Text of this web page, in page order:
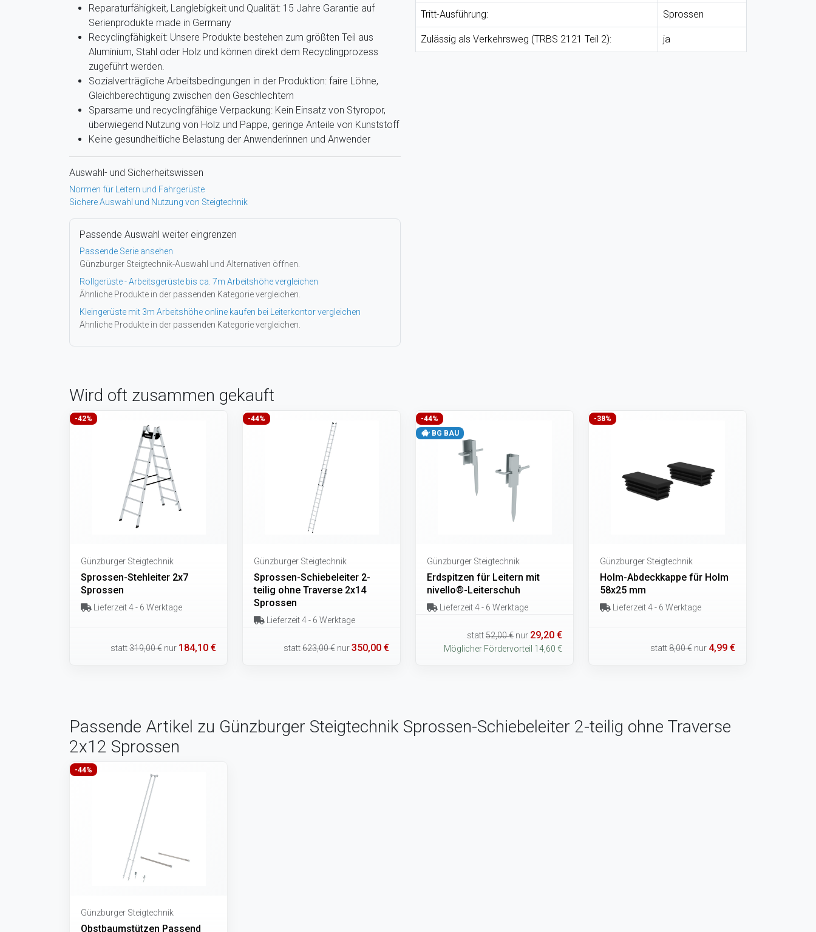
Reparaturfähigkeit, Langlebigkeit und Qualität: 15 Jahre Garantie auf
Serienprodukte made in Germany
Recyclingfähigkeit: Unsere Produkte bestehen zum größten Teil aus
Aluminium, Stahl oder Holz und können direkt dem Recyclingprozess
zugeführt werden.
Sozialverträgliche Arbeitsbedingungen in der Produktion: faire Löhne,
Gleichberechtigung zwischen den Geschlechtern
Sparsame und recyclingfähige Verpackung: Kein Einsatz von Styropor,
überwiegend Nutzung von Holz und Pappe, geringe Anteile von Kunststoff
Keine gesundheitliche Belastung der Anwenderinnen und Anwender
Auswahl- und Sicherheitswissen
Normen für Leitern und Fahrgerüste
Sichere Auswahl und Nutzung von Steigtechnik
Passende Auswahl weiter eingrenzen
Passende Serie ansehen
Günzburger Steigtechnik-Auswahl und Alternativen öffnen.
Rollgerüste - Arbeitsgerüste bis ca. 7m Arbeitshöhe vergleichen
Ähnliche Produkte in der passenden Kategorie vergleichen.
Kleingerüste mit 3m Arbeitshöhe online kaufen bei Leiterkontor vergleichen
Ähnliche Produkte in der passenden Kategorie vergleichen.
Tritt-Ausführung: Sprossen
Zulässig als Verkehrsweg (TRBS 2121 Teil 2): ja
Wird oft zusammen gekauft
-42%
Günzburger Steigtechnik
Sprossen-Stehleiter 2x7
Sprossen
Lieferzeit 4 - 6 Werktage
statt319,00 € nur 184,10 €
-44%
Günzburger Steigtechnik
Sprossen-Schiebeleiter 2-
teilig ohne Traverse 2x14
Sprossen
Lieferzeit 4 - 6 Werktage
statt623,00 € nur350,00 €
-44%
BG BAU
Günzburger Steigtechnik
Erdspitzen für Leitern mit
nivello®-Leiterschuh
Lieferzeit 4 - 6 Werktage
statt52,00 € nur 29,20 €
Möglicher Fördervorteil 14,60 €
-38%
Günzburger Steigtechnik
Holm-Abdeckkappe für Holm
58x25 mm
Lieferzeit 4 - 6 Werktage
statt8,00 € nur 4,99 €
Passende Artikel zu Günzburger Steigtechnik Sprossen-Schiebeleiter 2-teilig ohne Traverse
2x12 Sprossen
-44%
Günzburger Steigtechnik
Obstbaumstützen Passend